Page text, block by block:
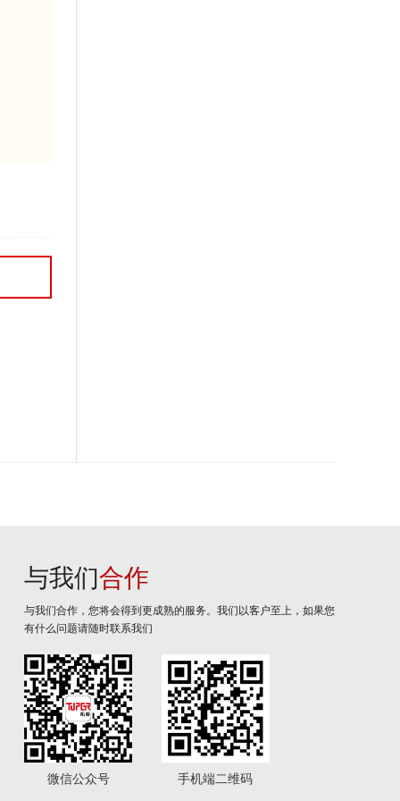
与我们合作
与我们合作，您将会得到更成熟的服务。我们以客户至上，如果您
有什么问题请随时联系我们
微信公众号 手机端二维码